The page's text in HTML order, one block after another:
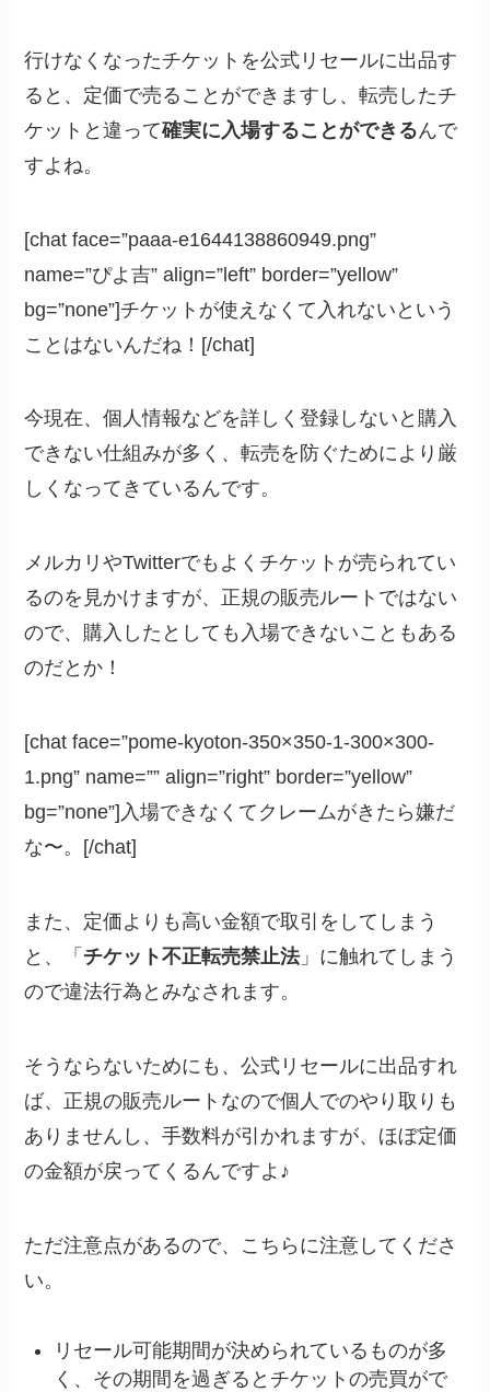
行けなくなったチケットを公式リセールに出品す
ると、定価で売ることができますし、転売したチ
ケットと違って確実に入場することができるんで
すよね。
[chat face=”paaa-e1644138860949.png”
name=”ぴよ吉” align=”left” border=”yellow”
bg=”none”]チケットが使えなくて入れないという
ことはないんだね！[/chat]
今現在、個人情報などを詳しく登録しないと購入
できない仕組みが多く、転売を防ぐためにより厳
しくなってきているんです。
メルカリやTwitterでもよくチケットが売られてい
るのを見かけますが、正規の販売ルートではない
ので、購入したとしても入場できないこともある
のだとか！
[chat face=”pome-kyoton-350×350-1-300×300-
1.png” name=”” align=”right” border=”yellow”
bg=”none”]入場できなくてクレームがきたら嫌だ
な〜。[/chat]
また、定価よりも高い金額で取引をしてしまう
と、「 チケット不正転売禁止法」に触れてしまう
ので違法行為とみなされます。
そうならないためにも、公式リセールに出品すれ
ば、正規の販売ルートなので個人でのやり取りも
ありませんし、手数料が引かれますが、ほぼ定価
の金額が戻ってくるんですよ♪
ただ注意点があるので、こちらに注意してくださ
い。
リセール可能期間が決められているものが多
く、その期間を過ぎるとチケットの売買がで